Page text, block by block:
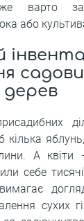
варто
або
дерев
кілька
А
себе
сухих